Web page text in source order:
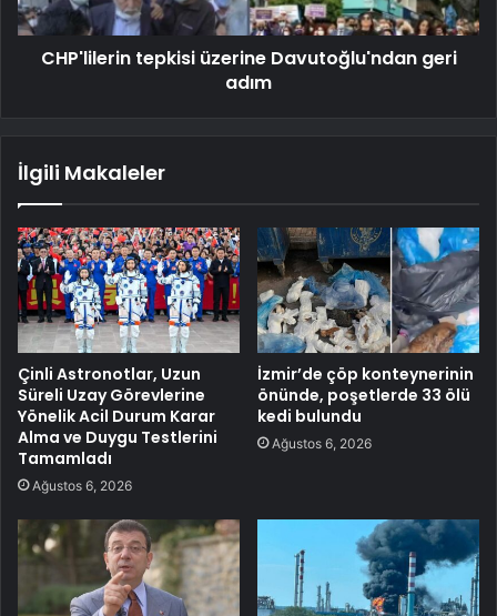
CHP'lilerin tepkisi üzerine Davutoğlu'ndan geri
adım
İlgili Makaleler
Çinli Astronotlar, Uzun
Süreli Uzay Görevlerine
Yönelik Acil Durum Karar
Alma ve Duygu Testlerini
Tamamladı
Ağustos 6, 2026
İzmir’de çöp konteynerinin
önünde, poşetlerde 33 ölü
kedi bulundu
Ağustos 6, 2026